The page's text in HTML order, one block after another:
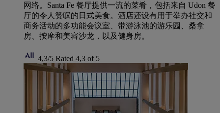
网络。Santa Fe 餐厅提供一流的菜肴，包括来自 Udon 餐
厅的令人赞叹的日式美食。酒店还设有用于举办社交和
商务活动的多功能会议室、带游泳池的游乐园、桑拿
房、按摩和美容沙龙，以及健身房。
4,3/5 Rated 4,3 of 5